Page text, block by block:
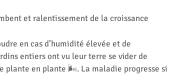
et ralentissement de la croissance
en cas d’humidité élevée et de
entiers ont vu leur terre se vider de
plante en plante 🌬️. La maladie progresse si